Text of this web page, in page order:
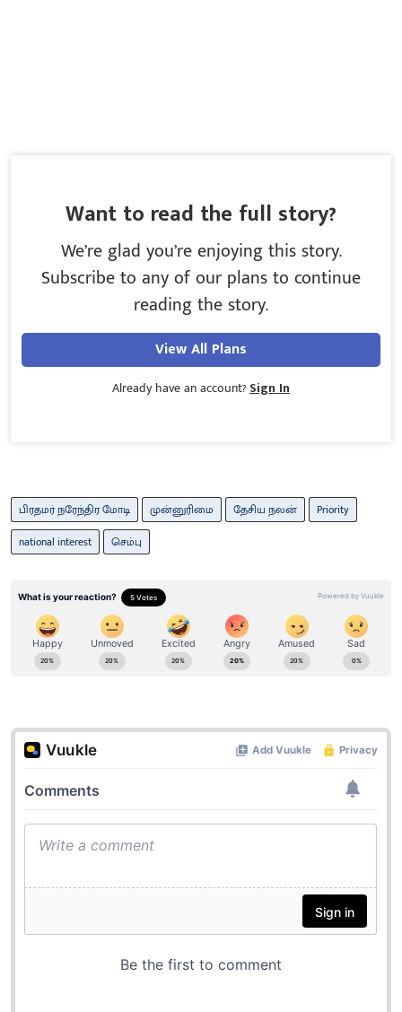
Want to read the full story?
We’re glad you’re enjoying this story.
Subscribe to any of our plans to continue
reading the story.
View All Plans
Already have an account? Sign In
பிரதமர் நரேந்திர மோடி முன்னுரிமை தேசிய நலன்
Priority
national interest
செம்பு